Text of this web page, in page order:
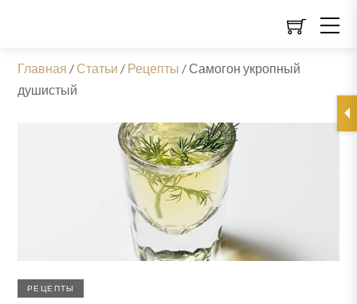
Главная / Статьи / Рецепты /Самогон укропный
душистый
РЕЦЕПТЫ